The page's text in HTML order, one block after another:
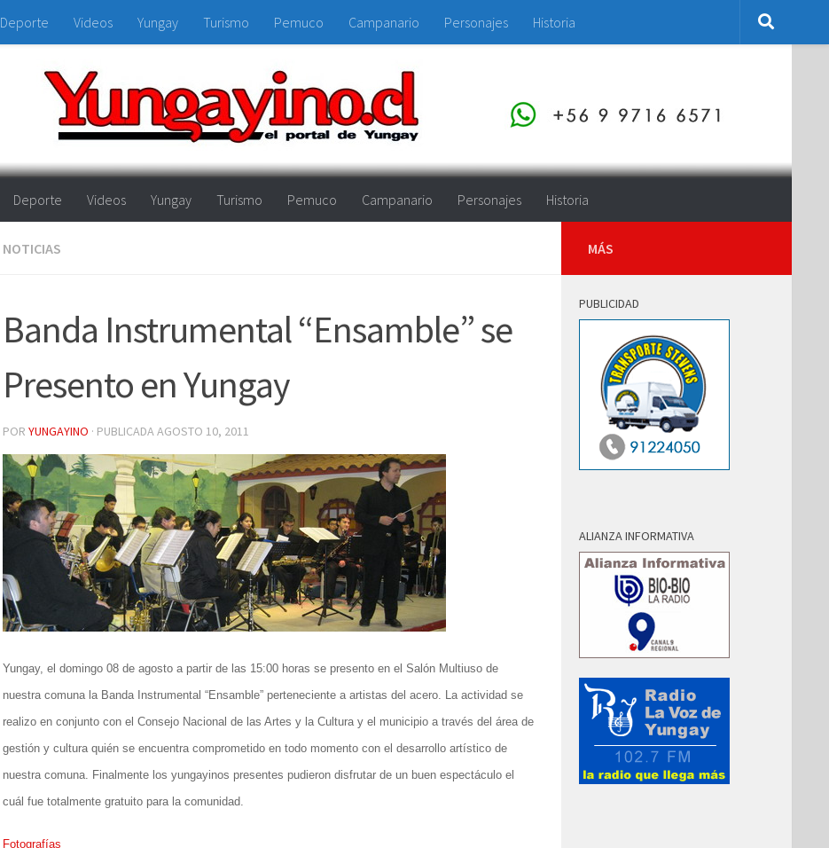
Deporte Videos Yungay Turismo Pemuco Campanario Personajes Historia
Deporte Videos Yungay Turismo Pemuco Campanario Personajes Historia
NOTICIAS
Banda Instrumental “Ensamble” se
Presento en Yungay
POR YUNGAYINO · PUBLICADAAGOSTO 10, 2011
Yungay, el domingo 08 de agosto a partir de las 15:00 horas se presento en el Salón Multiuso de
nuestra comuna la Banda Instrumental “Ensamble” perteneciente a artistas del acero. La actividad se
realizo en conjunto con el Consejo Nacional de las Artes y la Cultura y el municipio a través del área de
gestión y cultura quién se encuentra comprometido en todo momento con el desarrollo artístico de
nuestra comuna. Finalmente los yungayinos presentes pudieron disfrutar de un buen espectáculo el
cuál fue totalmente gratuito para la comunidad.
Fotografías
MÁS
PUBLICIDAD
ALIANZA INFORMATIVA